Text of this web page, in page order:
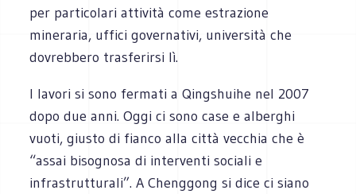
per particolari attività come estrazione
mineraria, uffici governativi, università che
dovrebbero trasferirsi lì.
I lavori si sono fermati a Qingshuihe nel 2007
dopo due anni. Oggi ci sono case e alberghi
vuoti, giusto di fianco alla città vecchia che è
“assai bisognosa di interventi sociali e
infrastrutturali”. A Chenggong si dice ci siano